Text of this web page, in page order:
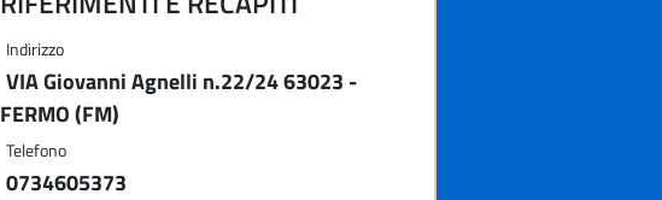
Indirizzo
VIA Giovanni Agnelli n.22/24 63023 -
FERMO (FM)
Telefono
0734605373